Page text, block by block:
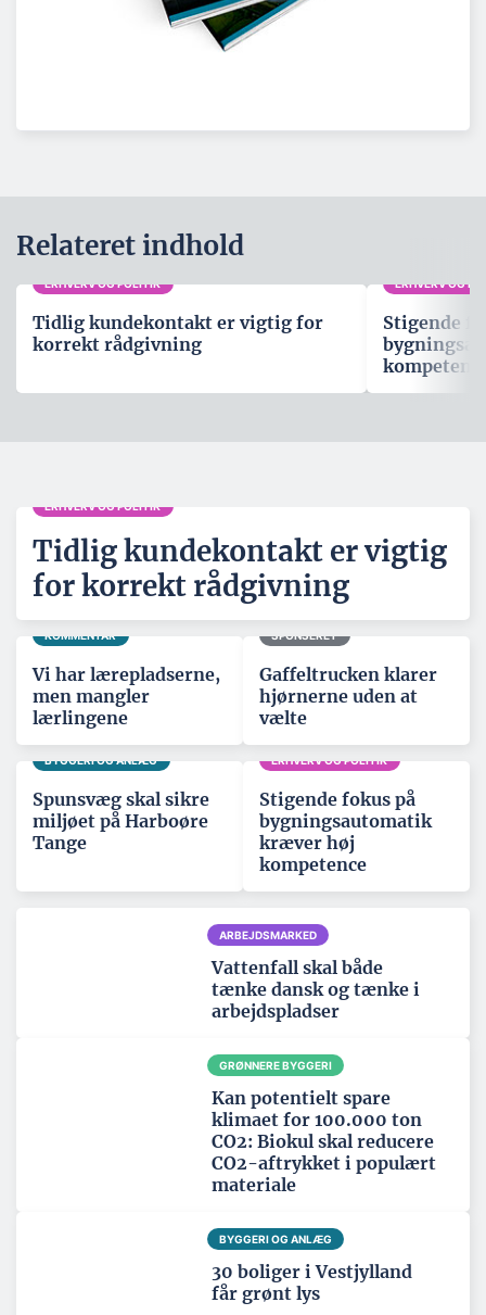
Relateret indhold
ERHVERV OG POLITIK
Tidlig kundekontakt er vigtig for
korrekt rådgivning
ERHVERV OG
Stigende
ERHVERV OG POLITIK
Tidlig kundekontakt er vigtig
for korrekt rådgivning
KOMMENTAR
Vi har lærepladserne,
men mangler
lærlingene
SPONSERET
Gaffeltrucken klarer
hjørnerne uden at
vælte
BYGGERI OG ANLÆG
Spunsvæg skal sikre
miljøet på Harboøre
Tange
ERHVERV OG POLITIK
Stigende fokus på
bygningsautomatik
kræver høj
kompetence
ARBEJDSMARKED
Vattenfall skal både
tænke dansk og tænke i
arbejdspladser
GRØNNERE BYGGERI
Kan potentielt spare
klimaet for 100.000 ton
CO2: Biokul skal reducere
CO2-aftrykket i populært
materiale
BYGGERI OG ANLÆG
30 boliger i Vestjylland
får grønt lys